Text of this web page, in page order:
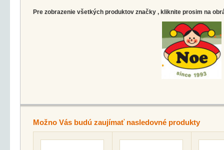
Pre zobrazenie všetkých produktov značky , kliknite prosim na
Možno Vás budú zaujímať nasledovné produkty